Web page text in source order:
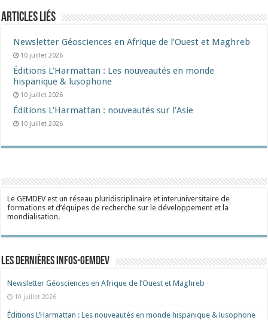
Articles liés
Newsletter Géosciences en Afrique de l’Ouest et Maghreb
10 juillet 2026
Éditions L’Harmattan : Les nouveautés en monde
hispanique & lusophone
10 juillet 2026
Éditions L’Harmattan : nouveautés sur l’Asie
10 juillet 2026
Le GEMDEV est un réseau pluridisciplinaire et interuniversitaire de
formations et d’équipes de recherche sur le développement et la
mondialisation.
Les dernières Infos-Gemdev
Newsletter Géosciences en Afrique de l’Ouest et Maghreb
10 juillet 2026
Éditions L’Harmattan : Les nouveautés en monde hispanique & lusophone